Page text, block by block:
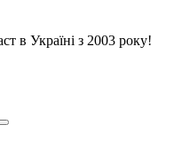
в Україні з 2003 року!